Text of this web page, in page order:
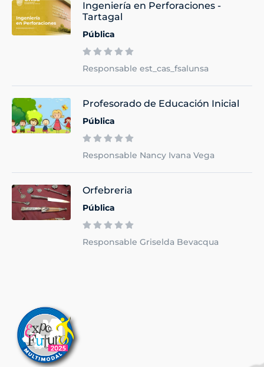
Ingeniería en Perforaciones -
Tartagal
Pública
Responsable est_cas_fsalunsa
Profesorado de Educación Inicial
Pública
Responsable Nancy Ivana Vega
Orfebreria
Pública
Responsable Griselda Bevacqua